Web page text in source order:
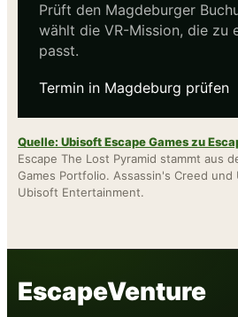
Prüft den Magdeburger
wählt die VR-Mission, die zu
passt.
Termin in Magdeburg prüfen
Quelle: Ubisoft Escape Games zu
Escape The Lost Pyramid stammt aus
Games Portfolio. Assassin's Creed
Ubisoft Entertainment.
EscapeVenture